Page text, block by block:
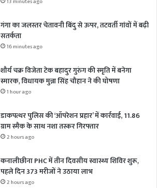
गंगा का जलस्तर चेतावनी बिंदु से ऊपर, तटवर्ती गांवों में बढ़ी
सतर्कता
16 minutes ago
शौर्य चक्र विजेता टेक बहादुर गुरुंग की स्मृति में बनेगा
स्मारक, विधायक मुन्ना सिंह चौहान ने की घोषणा
1 hour ago
डाकपत्थर पुलिस की ‘ऑपरेशन प्रहार’ में कार्रवाई, 11.86
ग्राम स्मैक के साथ नशा तस्कर गिरफ्तार
2 hours ago
कनालीछीना PHC में तीन दिवसीय स्वास्थ्य शिविर शुरू,
पहले दिन 373 मरीजों ने उठाया लाभ
2 hours ago